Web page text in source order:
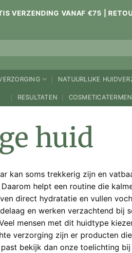
VERZENDING VANAF €75 |
NATUURLIJKE
RESULTATEN COSMETICATERMEN
huid
kan soms trekkerig zijn en
helpt een routine die
direct hydratatie en vullen
en werken verzachtend
mensen met dit huidtype
verzorging zijn er producten
bekijk dan onze toelichting